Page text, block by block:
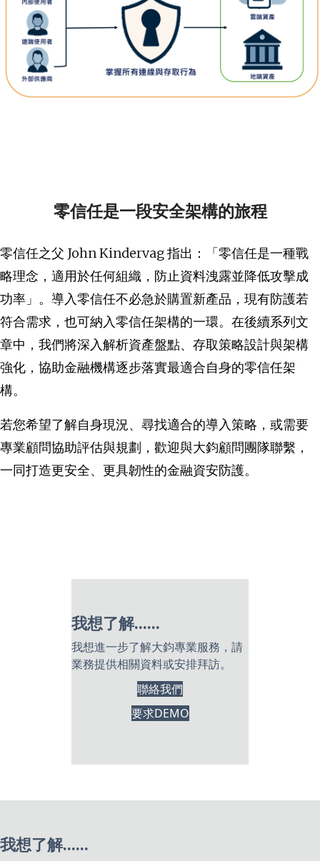
零信任是一段安全架構的旅程
零信任之父 John Kindervag 指出：「零信任是一種戰
略理念，適用於任何組織，防止資料洩露並降低攻擊成
功率」。導入零信任不必急於購置新產品，現有防護若
符合需求，也可納入零信任架構的一環。在後續系列文
章中，我們將深入解析資產盤點、存取策略設計與架構
強化，協助金融機構逐步落實最適合自身的零信任架
構。
若您希望了解自身現況、尋找適合的導入策略，或需要
專業顧問協助評估與規劃，歡迎與大鈞顧問團隊聯繫，
一同打造更安全、更具韌性的金融資安防護。
我想了解......
我想進一步了解大鈞專業服務，請
業務提供相關資料或安排拜訪。
聯絡我們
要求DEMO
我想了解......